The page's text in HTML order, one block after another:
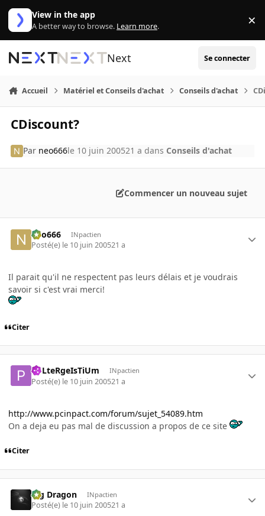
Aller au contenu
View in the app
A better way to browse. Learn more. ×
Next Se connecter
Accueil Matériel et Conseils d'achat Conseils d'achat
CDiscount?
Par neo666le 10 juin 200521 a dans Conseils d'achat
Commencer un nouveau sujet
neo666 INpactien
Posté(e) le 10 juin 200521 a
Il parait qu'il ne respectent pas leurs délais et je voudrais
savoir si c'est vrai merci!
Citer
PoLteRgeIsTiUm INpactien
Posté(e) le 10 juin 200521 a
http://www.pcinpact.com/forum/sujet_54089.htm
On a deja eu pas mal de discussion a propos de ce site
Citer
Big Dragon INpactien
Posté(e) le 10 juin 200521 a